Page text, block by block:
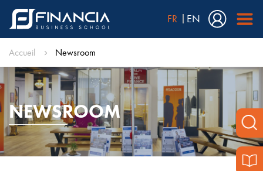
FR EN
Accueil Newsroom
NEWSROOM